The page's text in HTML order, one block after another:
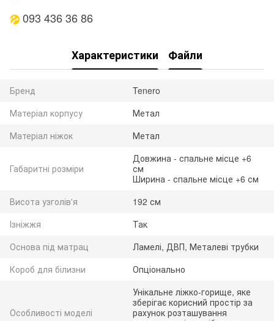
093 436 36 86
Характеристики Файли
Бренд
Tenero
Матеріал корпусу
Метал
Матеріал ніжок
Метал
Габаритні розміри
Довжина - спальне місце +6
см
Ширина - спальне місце +6 см
Висота узголів'я
192 см
Ізніжжя
Так
Основа під матрац
Ламелі, ДВП, Металеві трубки
Короб для білизни
Опціонально
Особливості моделі
Унікальне ліжко-горище, яке
зберігає корисний простір за
рахунок розташування